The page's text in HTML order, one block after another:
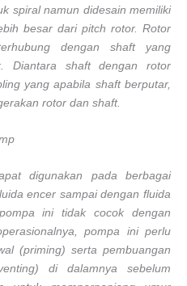
spiral namun didesain memiliki
besar dari pitch rotor. Rotor
dengan shaft yang
Diantara shaft dengan rotor
yang apabila shaft berputar,
rotor dan shaft.
digunakan pada berbagai
encer sampai dengan fluida
ini tidak cocok dengan
pompa ini perlu
(priming) serta pembuangan
di dalamnya sebelum